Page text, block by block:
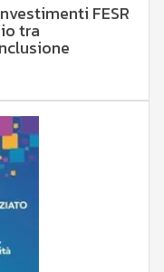
FESR
tra